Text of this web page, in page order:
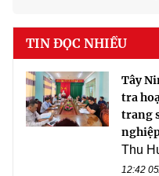
TIN ĐỌC NHIỀU
Tây
tra
trang
Thu
12:42